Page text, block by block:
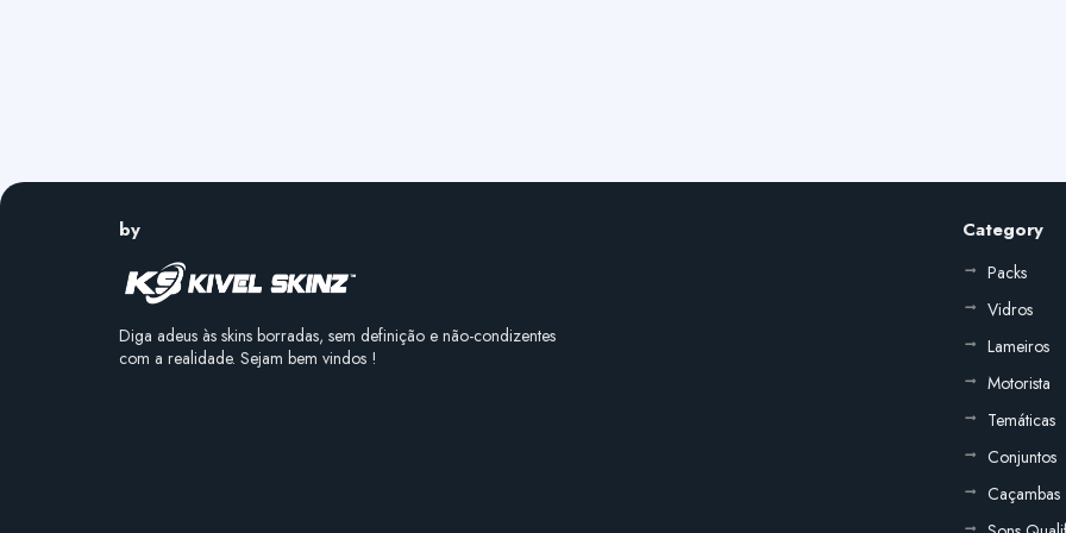
by
Diga adeus às skins borradas, sem definição e não-condizentes
com a realidade. Sejam bem vindos !
Category
Packs
Vidros
Lameiros
Motorista
Temáticas
Conjuntos
Caçambas